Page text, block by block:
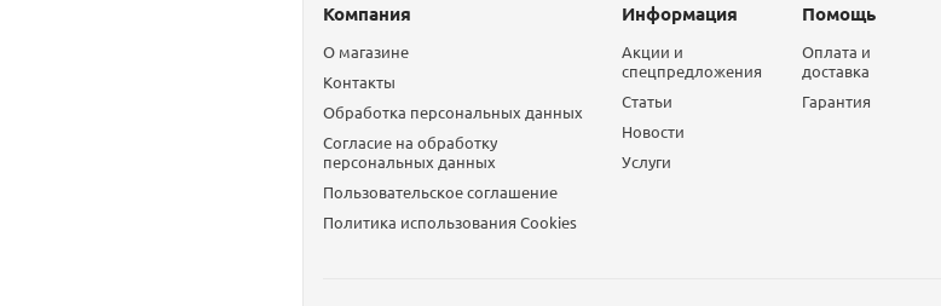
Компания
О магазине
Контакты
Обработка персональных данных
Согласие на обработку
персональных данных
Пользовательское соглашение
Политика использования Сookies
Информация
Акции и
спецпредложения
Статьи
Новости
Услуги
Помощь
Оплата и
доставка
Гарантия